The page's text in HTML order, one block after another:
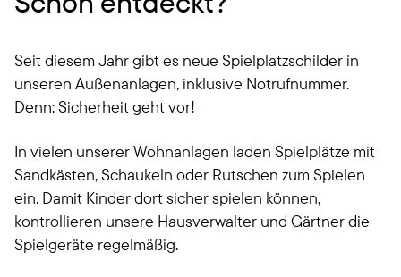
Seit diesem Jahr gibt es neue Spielplatzschilder in
unseren Außenanlagen, inklusive Notrufnummer.
Denn: Sicherheit geht vor!
In vielen unserer Wohnanlagen laden Spielplätze mit
Sandkästen, Schaukeln oder Rutschen zum Spielen
ein. Damit Kinder dort sicher spielen können,
kontrollieren unsere Hausverwalter und Gärtner die
Spielgeräte regelmäßig.